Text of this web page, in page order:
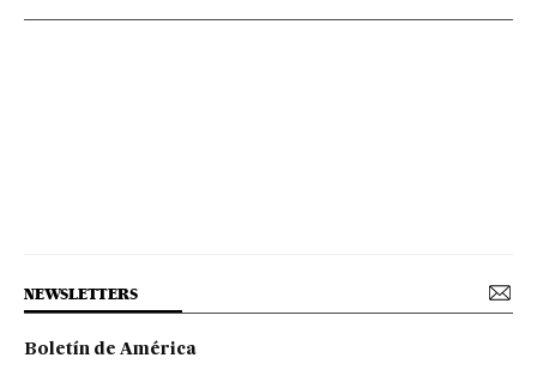
NEWSLETTERS
Boletín de América